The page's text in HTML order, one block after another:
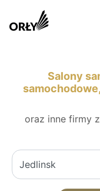
Salony
oraz inne firmy